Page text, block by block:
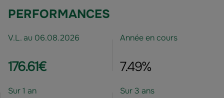
PERFORMANCES
V.L. au 06.08.2026
176.61€
Année en cours
7.49%
Sur 1 an Sur 3 ans